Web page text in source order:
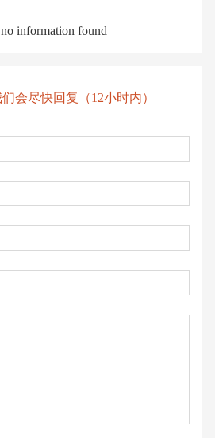
information found
会尽快回复（12小时内）